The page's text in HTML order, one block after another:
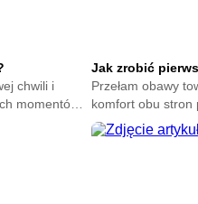
chwili i
momentów.
zbędnego
Jak zrobić
Przełam obawy
komfort obu stron
Poczuj spokój